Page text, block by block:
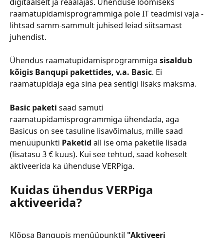
raamatupidamisprogrammiga pole IT teadmisi vaja -
lihtsad samm-sammult juhised leiad siitsamast
juhendist.
Ühendus raamatupidamisprogrammiga sisaldub
kõigis Banqupi pakettides, v.a. Basic. Ei
raamatupidaja ega sina pea sentigi lisaks maksma.
Basic paketi saad samuti
raamatupidamisprogrammiga ühendada, aga
Basicus on see tasuline lisavõimalus, mille saad
menüüpunkti Paketid all ise oma paketile lisada
(lisatasu 3 € kuus). Kui see tehtud, saad koheselt
aktiveerida ka ühenduse VERPiga.
Kuidas ühendus VERPiga
aktiveerida?
Klõpsa Banqupis menüüpunktil "Aktiveeri